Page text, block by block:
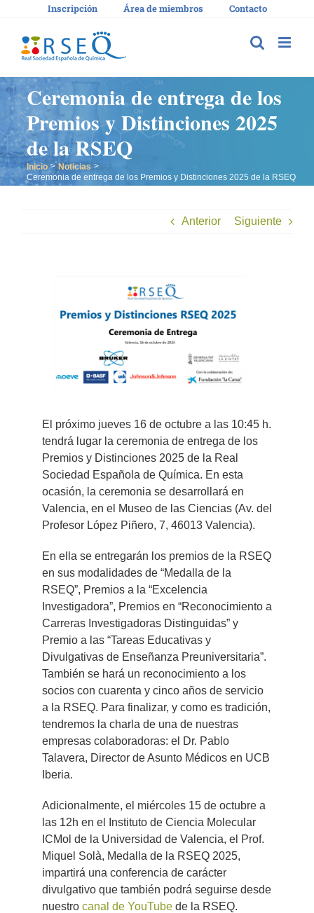
contenido
Inscripción Área de miembros Contacto
Ceremonia de entrega de los
Premios y Distinciones 2025
de la RSEQ
Inicio
Noticias
Ceremonia de entrega de los Premios y Distinciones 2025 de la RSEQ
Anterior Siguiente
más
El próximo jueves 16 de octubre a las 10:45 h.
tendrá lugar la ceremonia de entrega de los
Premios y Distinciones 2025 de la Real
Sociedad Española de Química. En esta
ocasión, la ceremonia se desarrollará en
Valencia, en el Museo de las Ciencias (Av. del
Profesor López Piñero, 7, 46013 Valencia).
En ella se entregarán los premios de la RSEQ
en sus modalidades de “Medalla de la
RSEQ”, Premios a la “Excelencia
Investigadora”, Premios en “Reconocimiento a
Carreras Investigadoras Distinguidas” y
Premio a las “Tareas Educativas y
Divulgativas de Enseñanza Preuniversitaria”.
También se hará un reconocimiento a los
socios con cuarenta y cinco años de servicio
a la RSEQ. Para finalizar, y como es tradición,
tendremos la charla de una de nuestras
empresas colaboradoras: el Dr. Pablo
Talavera, Director de Asunto Médicos en UCB
Iberia.
Adicionalmente, el miércoles 15 de octubre a
las 12h en el Instituto de Ciencia Molecular
ICMol de la Universidad de Valencia, el Prof.
Miquel Solà, Medalla de la RSEQ 2025,
impartirá una conferencia de carácter
divulgativo que también podrá seguirse desde
nuestro canal de YouTube de la RSEQ.